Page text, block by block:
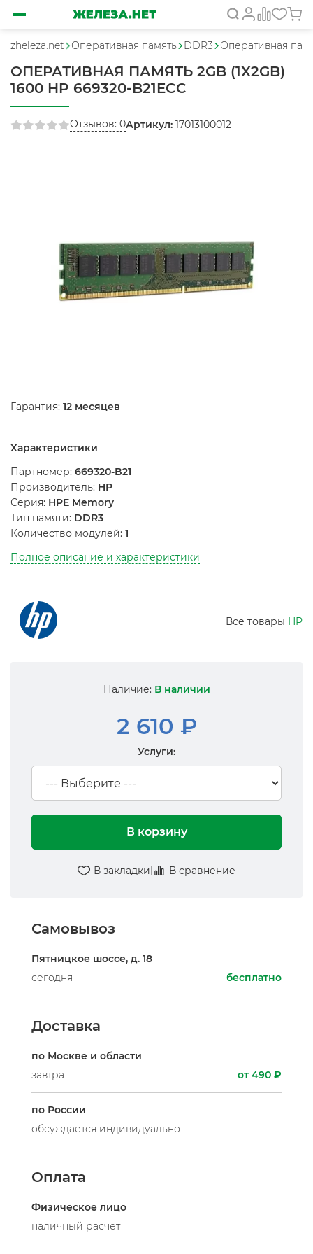
zheleza.net Оперативная память DDR3 Оперативная
ОПЕРАТИВНАЯ ПАМЯТЬ 2GB (1X2GB)
1600 HP 669320-B21ECC
Отзывов: 0Артикул: 17013100012
Гарантия: 12 месяцев
Характеристики
Партномер: 669320-B21
Производитель: HP
Серия: HPE Memory
Тип памяти: DDR3
Количество модулей: 1
Полное описание и характеристики
Все товары HP
Наличие: В наличии
2 610 ₽
Услуги:
В корзину
В закладки| В сравнение
Самовывоз
Пятницкое шоссе, д. 18
сегодня
бесплатно
Доставка
по Москве и области
завтра
от 490 ₽
по России
обсуждается индивидуально
Оплата
Физическое лицо
наличный расчет